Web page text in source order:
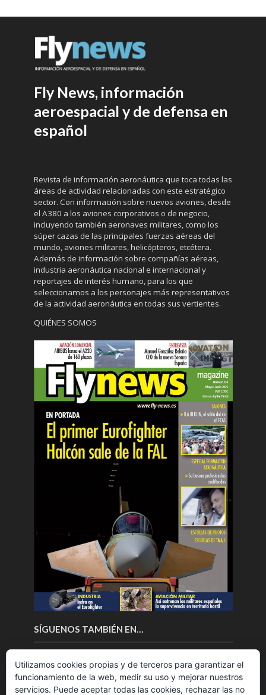
Fly News, información
aeroespacial y de defensa en
español
Revista de información aeronáutica que toca todas las
áreas de actividad relacionadas con este estratégico
sector. Con información sobre nuevos aviones, desde
el A380 a los aviones corporativos o de negocio,
incluyendo también aeronaves militares, como los
súper cazas de las principales fuerzas aéreas del
mundo, aviones militares, helicópteros, etcétera.
Además de información sobre compañías aéreas,
industria aeronáutica nacional e internacional y
reportajes de interés humano, para los que
seleccionamos a los personajes más representativos
de la actividad aeronáutica en todas sus vertientes.
QUIÉNES SOMOS
SÍGUENOS TAMBIÉN EN…
Utilizamos cookies propias y de terceros para garantizar el
funcionamiento de la web, medir su uso y mejorar nuestros
servicios. Puede aceptar todas las cookies, rechazar las no